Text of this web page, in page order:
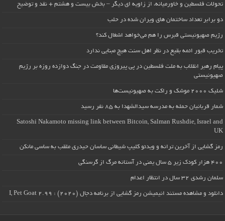
تحولات فلسطین و خاورمیانه، از زاویه ای دیگر – بخش بیست و هشتم + نقد و توضیح
دو برابر تعداد ساختمان های ویران شده در حلب
رژیم صهیونیستی قبرس را هم می‌خواهد اشغال کند؟
تخریب قبور ائمه بقیع در نظر اهل سنت هیچ مبنایی ندارد
پیام رهبر انقلاب به ملت فلسطین در پی پیروزی مقاومت در جنگ دوازده روزه بر رژیم
صهیونیستی
شلیک ۲۰۰۰ موشک و راکت به صهیونیست‌ها
شمار قربانیان حمله به مدرسه سیدالشهدا به ۸۵ نفر رسید
Satoshi Nakamoto missing link between Bitcoin, Salman Rushdie, Israel and
UK
رمز گشایی از آخرین ترانه و ویدئو کلیپ شیطانی ساسان حیدری ملقب به ساسی مانکن
۴۰۰ هزار کودک زیر ۵ سال یمنی در آستانه مرگ از گرسنگی
سلمان رشدی ۳۲ سال در انتظار اعدام
دانلود و مشاهده مستند انیمیشن رمز گشایی از برنامه دجال (۲۰۲۰) : I, Pet Goat 2.99